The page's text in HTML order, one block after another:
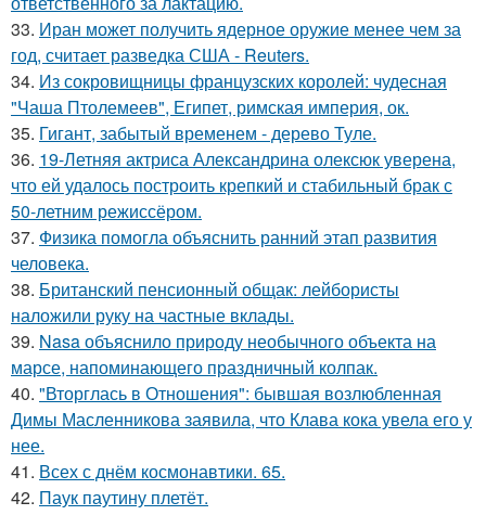
33. Иран может получить ядерное оружие менее чем за
год, считает разведка США - Reuters.
34. Из сокровищницы французских королей: чудесная
"Чаша Птолемеев", Египет, римская империя, ок.
35. Гигант, забытый временем - дерево Туле.
36. 19-Летняя актриса Александрина олексюк уверена,
что ей удалось построить крепкий и стабильный брак с
50-летним режиссёром.
37. Физика помогла объяснить ранний этап развития
человека.
38. Британский пенсионный общак: лейбористы
наложили руку на частные вклады.
39. Nasa объяснило природу необычного объекта на
марсе, напоминающего праздничный колпак.
40. "Вторглась в Отношения": бывшая возлюбленная
Димы Масленникова заявила, что Клава кока увела его у
нее.
41. Всех с днём космонавтики. 65.
42. Паук паутину плетёт.